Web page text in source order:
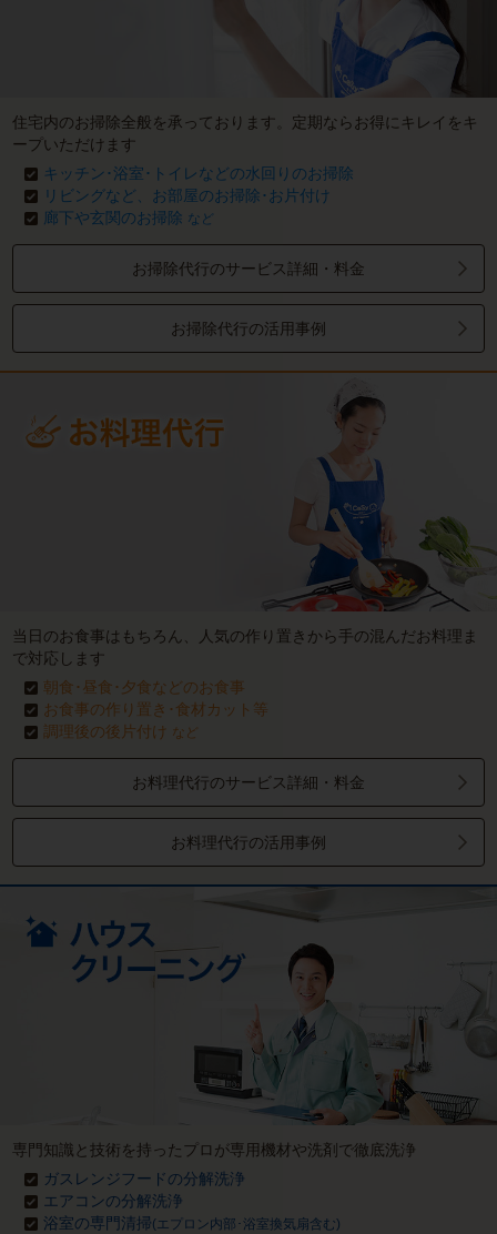
住宅内のお掃除全般を承っております。定期ならお得にキレイをキ
ープいただけます
キッチン･浴室･トイレなどの水回りのお掃除
リビングなど、お部屋のお掃除･お片付け
廊下や玄関のお掃除 など
お掃除代行のサービス詳細・料金
お掃除代行の活用事例
当日のお食事はもちろん、人気の作り置きから手の混んだお料理ま
で対応します
朝食･昼食･夕食などのお食事
お食事の作り置き･食材カット等
調理後の後片付け など
お料理代行のサービス詳細・料金
お料理代行の活用事例
専門知識と技術を持ったプロが専用機材や洗剤で徹底洗浄
ガスレンジフードの分解洗浄
エアコンの分解洗浄
浴室の専門清掃(エプロン内部･浴室換気扇含む)